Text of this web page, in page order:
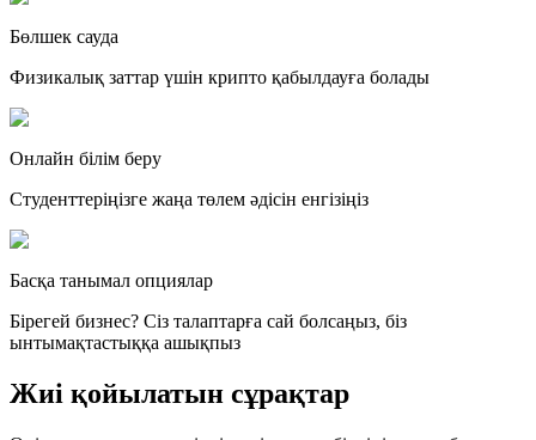
Бөлшек сауда
Физикалық заттар үшін крипто қабылдауға болады
Онлайн білім беру
Студенттеріңізге жаңа төлем әдісін енгізіңіз
Басқа танымал опциялар
Бірегей бизнес? Сіз талаптарға сай болсаңыз, біз
ынтымақтастыққа ашықпыз
Жиі қойылатын сұрақтар